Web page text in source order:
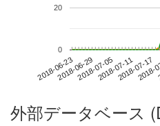
2018-06-232018-06-292018-07-052018-07-112018-07-17
0
20
外部データベース